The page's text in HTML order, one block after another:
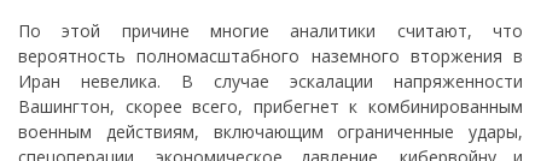
По этой причине многие аналитики считают, что
вероятность полномасштабного наземного вторжения в
Иран невелика. В случае эскалации напряженности
Вашингтон, скорее всего, прибегнет к комбинированным
военным действиям, включающим ограниченные удары,